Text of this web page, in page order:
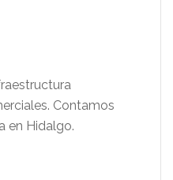
Contamos
en Hidalgo.